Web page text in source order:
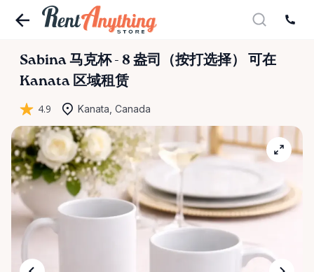
Sabina 马克杯 - 8 盎司（按打选择）
可在
Kanata 区域租赁
4.9 Kanata, Canada